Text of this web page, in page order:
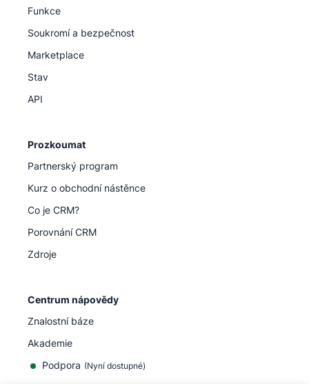
Funkce
Soukromí a bezpečnost
Marketplace
Stav
API
Prozkoumat
Partnerský program
Kurz o obchodní nástěnce
Co je CRM?
Porovnání CRM
Zdroje
Centrum nápovědy
Znalostní báze
Akademie
Podpora (Nyní dostupné)